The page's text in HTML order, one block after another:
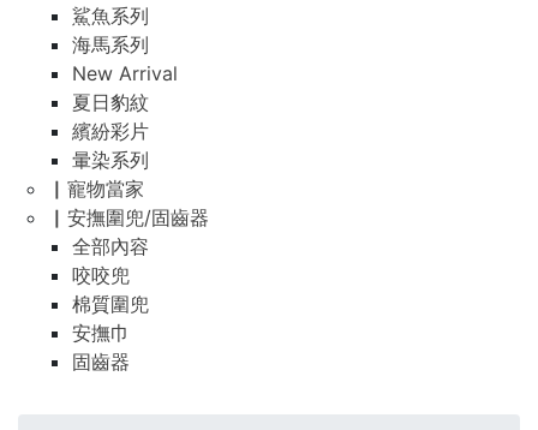
鯊魚系列
海馬系列
New Arrival
夏日豹紋
繽紛彩片
暈染系列
▏寵物當家
▏安撫圍兜/固齒器
全部內容
咬咬兜
棉質圍兜
安撫巾
固齒器